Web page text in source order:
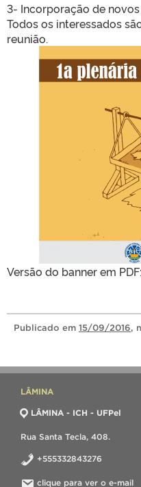
3- Incorporação de
Todos os interessados
reunião.
Versão do banner em PDF:
Publicado em 15/09/2016,
LÂMINA
LÂMINA - ICH - UFPel
Rua Santa Tecla, 408.
+555332843276
clique para ver o e-mail